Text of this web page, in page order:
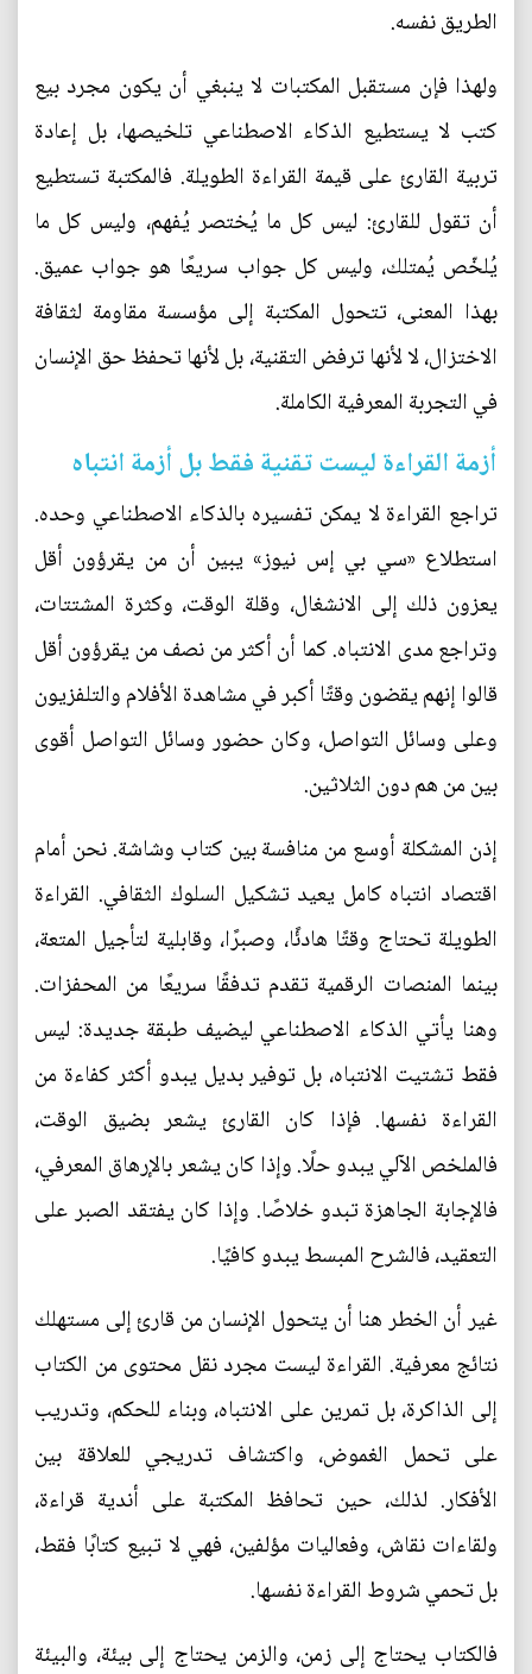
الطريق نفسه.
ولهذا فإن مستقبل المكتبات لا ينبغي أن يكون مجرد بيع
كتب لا يستطيع الذكاء الاصطناعي تلخيصها، بل إعادة
تربية القارئ على قيمة القراءة الطويلة. فالمكتبة تستطيع
أن تقول للقارئ: ليس كل ما يُختصر يُفهم، وليس كل ما
يُلخّص يُمتلك، وليس كل جواب سريعًا هو جواب عميق.
بهذا المعنى، تتحول المكتبة إلى مؤسسة مقاومة لثقافة
الاختزال، لا لأنها ترفض التقنية، بل لأنها تحفظ حق الإنسان
في التجربة المعرفية الكاملة.
أزمة القراءة ليست تقنية فقط بل أزمة انتباه
تراجع القراءة لا يمكن تفسيره بالذكاء الاصطناعي وحده.
استطلاع «سي بي إس نيوز» يبين أن من يقرؤون أقل
يعزون ذلك إلى الانشغال، وقلة الوقت، وكثرة المشتتات،
وتراجع مدى الانتباه. كما أن أكثر من نصف من يقرؤون أقل
قالوا إنهم يقضون وقتًا أكبر في مشاهدة الأفلام والتلفزيون
وعلى وسائل التواصل، وكان حضور وسائل التواصل أقوى
بين من هم دون الثلاثين.
إذن المشكلة أوسع من منافسة بين كتاب وشاشة. نحن أمام
اقتصاد انتباه كامل يعيد تشكيل السلوك الثقافي. القراءة
الطويلة تحتاج وقتًا هادئًا، وصبرًا، وقابلية لتأجيل المتعة،
بينما المنصات الرقمية تقدم تدفقًا سريعًا من المحفزات.
وهنا يأتي الذكاء الاصطناعي ليضيف طبقة جديدة: ليس
فقط تشتيت الانتباه، بل توفير بديل يبدو أكثر كفاءة من
القراءة نفسها. فإذا كان القارئ يشعر بضيق الوقت،
فالملخص الآلي يبدو حلًا. وإذا كان يشعر بالإرهاق المعرفي،
فالإجابة الجاهزة تبدو خلاصًا. وإذا كان يفتقد الصبر على
التعقيد، فالشرح المبسط يبدو كافيًا.
غير أن الخطر هنا أن يتحول الإنسان من قارئ إلى مستهلك
نتائج معرفية. القراءة ليست مجرد نقل محتوى من الكتاب
إلى الذاكرة، بل تمرين على الانتباه، وبناء للحكم، وتدريب
على تحمل الغموض، واكتشاف تدريجي للعلاقة بين
الأفكار. لذلك، حين تحافظ المكتبة على أندية قراءة،
ولقاءات نقاش، وفعاليات مؤلفين، فهي لا تبيع كتابًا فقط،
بل تحمي شروط القراءة نفسها.
فالكتاب يحتاج إلى زمن، والزمن يحتاج إلى بيئة، والبيئة